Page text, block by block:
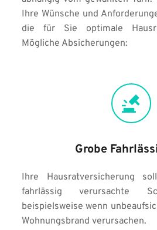
Ihre Wünsche und
die für Sie optimale
Mögliche Absicherungen:
Grobe
Ihre Hausratversicherung
fahrlässig verursachte
beispielsweise wenn
Wohnungsbrand verursachen.